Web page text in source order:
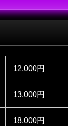
12,000円
13,000円
18,000円